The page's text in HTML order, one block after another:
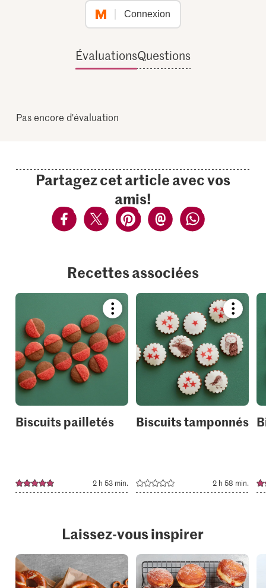
Connexion
ÉvaluationsQuestions
Pas encore d'évaluation
Partagez cet article avec vos
amis!
Recettes associées
Bookmark
recipe
or
add
it
Biscuits pailletés
2 h 53 min.
recipe
add
it
to
Biscuits tamponnés
2 h 58 min.
Laissez-vous inspirer